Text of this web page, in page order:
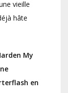
vieille
hâte
My
en